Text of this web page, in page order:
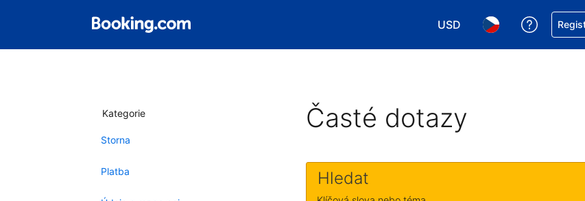
USD
Vyberte si měnu. Aktuálně
Vyberte si jazyk.
Kategorie
Storna
Platba
Časté dotazy
Hledat